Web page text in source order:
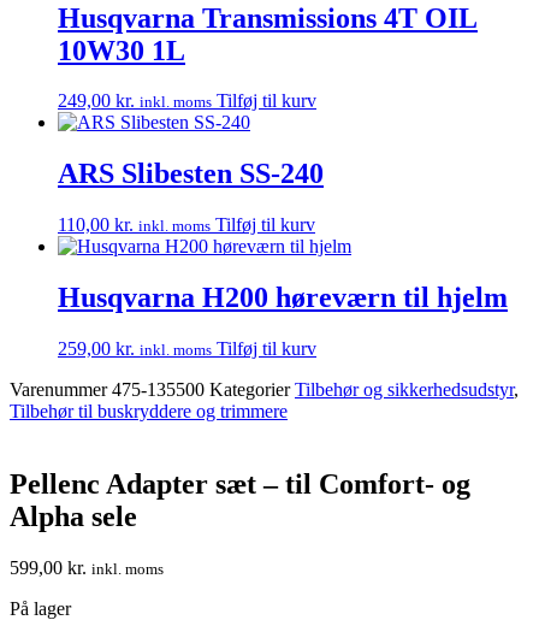
Husqvarna Transmissions 4T OIL
10W30 1L
249,00 kr. inkl. moms Tilføj til kurv
ARS Slibesten SS-240
110,00 kr. inkl. moms Tilføj til kurv
Husqvarna H200 høreværn til hjelm
259,00 kr. inkl. moms Tilføj til kurv
Varenummer475-135500 Kategorier Tilbehør og sikkerhedsudstyr,
Tilbehør til buskryddere og trimmere
Pellenc Adapter sæt – til Comfort- og
Alpha sele
599,00 kr. inkl. moms
På lager